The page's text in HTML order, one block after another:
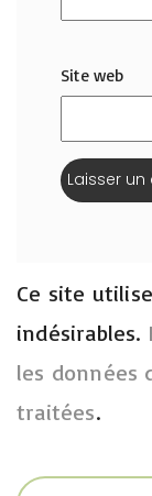
Site web
Ce site
indésirables.
les données
traitées.